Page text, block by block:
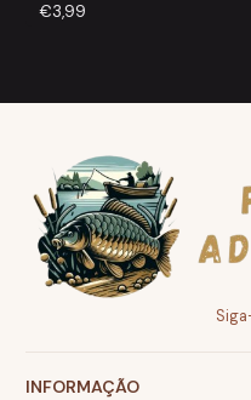
€3,99
INFORMAÇÃO